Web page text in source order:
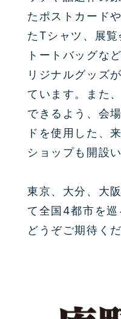
たポストカード
たTシャツ、展
トートバッグな
リジナルグッズ
ています。また
できるよう、会
ドを使用した、
ショップも開設
東京、大分、大
て全国4都市を巡
どうぞご期待く